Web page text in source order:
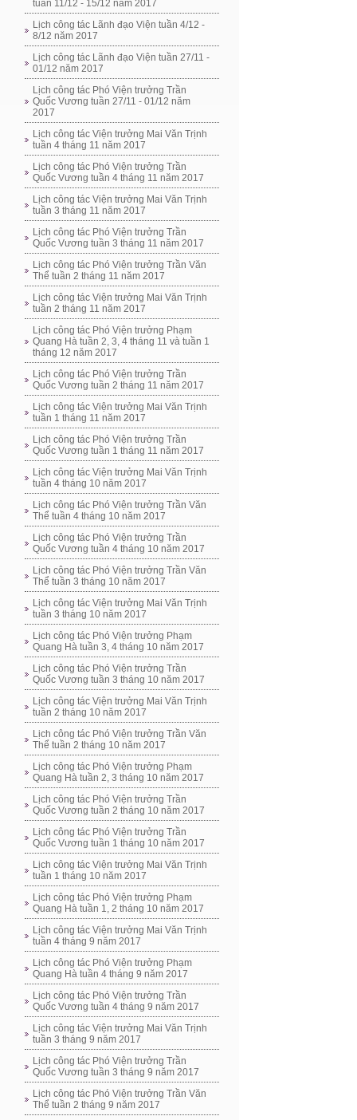
tuần 11/12 - 15/12 năm 2017
Lịch công tác Lãnh đạo Viện tuần 4/12 -
8/12 năm 2017
Lịch công tác Lãnh đạo Viện tuần 27/11 -
01/12 năm 2017
Lịch công tác Phó Viện trưởng Trần
Quốc Vương tuần 27/11 - 01/12 năm
2017
Lịch công tác Viện trưởng Mai Văn Trịnh
tuần 4 tháng 11 năm 2017
Lịch công tác Phó Viện trưởng Trần
Quốc Vương tuần 4 tháng 11 năm 2017
Lịch công tác Viện trưởng Mai Văn Trịnh
tuần 3 tháng 11 năm 2017
Lịch công tác Phó Viện trưởng Trần
Quốc Vương tuần 3 tháng 11 năm 2017
Lịch công tác Phó Viện trưởng Trần Văn
Thể tuần 2 tháng 11 năm 2017
Lịch công tác Viện trưởng Mai Văn Trịnh
tuần 2 tháng 11 năm 2017
Lịch công tác Phó Viện trưởng Phạm
Quang Hà tuần 2, 3, 4 tháng 11 và tuần 1
tháng 12 năm 2017
Lịch công tác Phó Viện trưởng Trần
Quốc Vương tuần 2 tháng 11 năm 2017
Lịch công tác Viện trưởng Mai Văn Trịnh
tuần 1 tháng 11 năm 2017
Lịch công tác Phó Viện trưởng Trần
Quốc Vương tuần 1 tháng 11 năm 2017
Lịch công tác Viện trưởng Mai Văn Trịnh
tuần 4 tháng 10 năm 2017
Lịch công tác Phó Viện trưởng Trần Văn
Thể tuần 4 tháng 10 năm 2017
Lịch công tác Phó Viện trưởng Trần
Quốc Vương tuần 4 tháng 10 năm 2017
Lịch công tác Phó Viện trưởng Trần Văn
Thể tuần 3 tháng 10 năm 2017
Lịch công tác Viện trưởng Mai Văn Trịnh
tuần 3 tháng 10 năm 2017
Lịch công tác Phó Viện trưởng Phạm
Quang Hà tuần 3, 4 tháng 10 năm 2017
Lịch công tác Phó Viện trưởng Trần
Quốc Vương tuần 3 tháng 10 năm 2017
Lịch công tác Viện trưởng Mai Văn Trịnh
tuần 2 tháng 10 năm 2017
Lịch công tác Phó Viện trưởng Trần Văn
Thể tuần 2 tháng 10 năm 2017
Lịch công tác Phó Viện trưởng Phạm
Quang Hà tuần 2, 3 tháng 10 năm 2017
Lịch công tác Phó Viện trưởng Trần
Quốc Vương tuần 2 tháng 10 năm 2017
Lịch công tác Phó Viện trưởng Trần
Quốc Vương tuần 1 tháng 10 năm 2017
Lịch công tác Viện trưởng Mai Văn Trịnh
tuần 1 tháng 10 năm 2017
Lịch công tác Phó Viện trưởng Phạm
Quang Hà tuần 1, 2 tháng 10 năm 2017
Lịch công tác Viện trưởng Mai Văn Trịnh
tuần 4 tháng 9 năm 2017
Lịch công tác Phó Viện trưởng Phạm
Quang Hà tuần 4 tháng 9 năm 2017
Lịch công tác Phó Viện trưởng Trần
Quốc Vương tuần 4 tháng 9 năm 2017
Lịch công tác Viện trưởng Mai Văn Trịnh
tuần 3 tháng 9 năm 2017
Lịch công tác Phó Viện trưởng Trần
Quốc Vương tuần 3 tháng 9 năm 2017
Lịch công tác Phó Viện trưởng Trần Văn
Thể tuần 2 tháng 9 năm 2017